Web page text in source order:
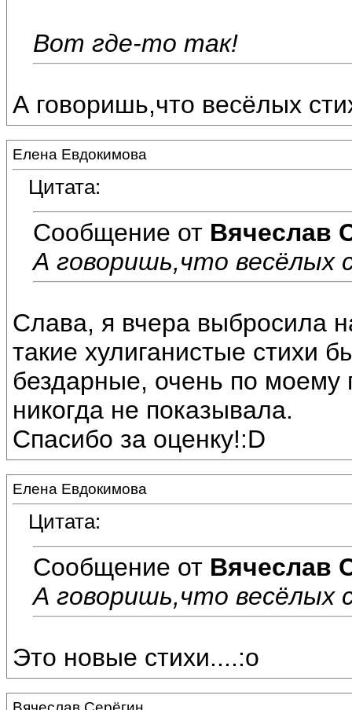
Вот где-то так!
А говоришь,что весёлых
Елена Евдокимова
Цитата:
Сообщение от Вячеслав
А говоришь,что весёлых
Слава, я вчера выбросила
такие хулиганистые стихи
бездарные, очень по
никогда не показывала.
Спасибо за оценку!:D
Елена Евдокимова
Цитата:
Сообщение от Вячеслав
А говоришь,что весёлых
Это новые стихи....:o